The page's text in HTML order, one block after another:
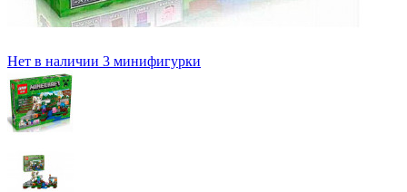
Нет в наличии 3 минифигурки